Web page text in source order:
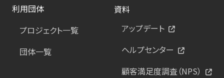
利用団体
プロジェクト一覧
団体一覧
資料
アップデート
ヘルプセンター
顧客満足度調査（NPS）